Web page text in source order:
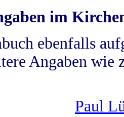
im
ebenfalls
Angaben wie
Paul